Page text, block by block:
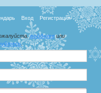
Вход Регистрация
войдитеили
.